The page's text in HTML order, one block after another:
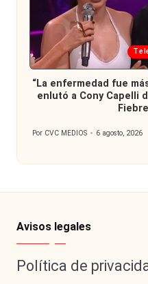
Publicada
en
“La enfermedad fue
enlutó a Cony Capelli
Publicado
Por CVC MEDIOS 6 agosto, 2026
Avisos legales
Política de